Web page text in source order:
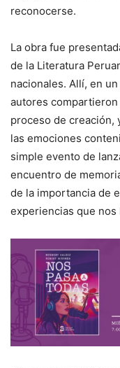
reconocerse.
La obra fue
de la Literatura
nacionales. Allí, en
autores
proceso de creación,
las emociones
simple evento de
encuentro de
de la importancia de
experiencias que nos